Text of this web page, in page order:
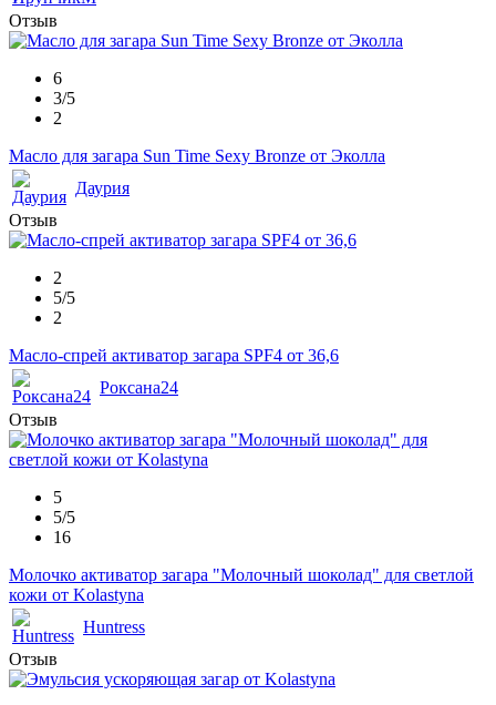
Отзыв
6
3/5
2
Масло для загара Sun Time Sexy Bronze от Эколла
Даурия
Отзыв
2
5/5
2
Масло-спрей активатор загара SPF4 от 36,6
Роксана24
Отзыв
5
5/5
16
Молочко активатор загара "Молочный шоколад" для светлой
кожи от Kolastyna
Huntress
Отзыв